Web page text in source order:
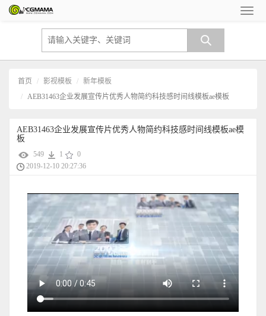
首页 影视模板
新年模板
AEB31463企业发展宣传片优秀人物简约科技感时间线模板ae模板
AEB31463企业发展宣传片优秀人物简约科技感时间线模板ae模
板
549 1
0
2019-12-10 20:27:36